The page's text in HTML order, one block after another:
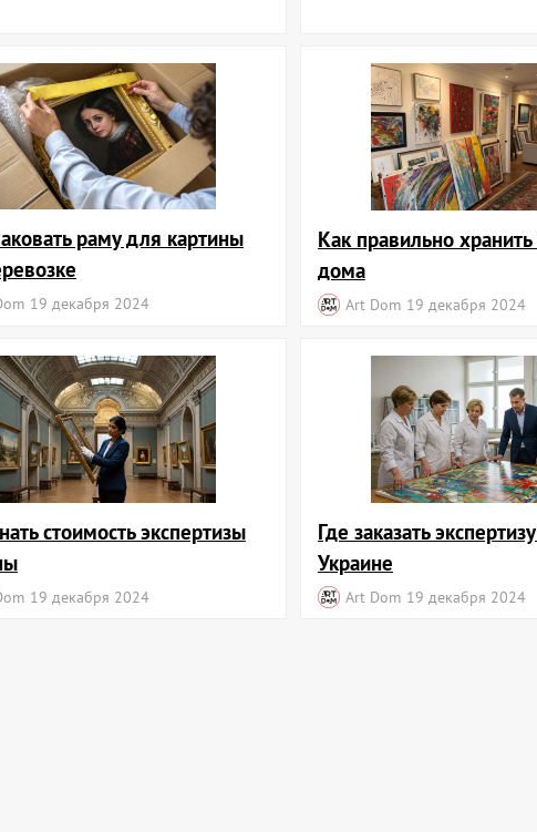
раму для картины
19 декабря 2024
Как правильно
дома
Art Dom 19 декабря 2024
стоимость экспертизы
19 декабря 2024
Где заказать
Украине
Art Dom 19 декабря 2024